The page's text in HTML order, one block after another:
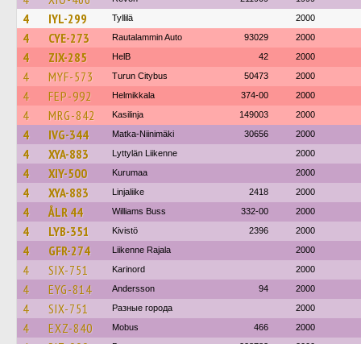
4 IYL-299 Tyllilä 2000
4 CYE-273 Rautalammin Auto 93029 2000
4 ZIX-285 HelB 42 2000
4 MYF-573 Turun Citybus 50473 2000
4 FEP-992 Helmikkala 374-00 2000
4 MRG-842 Kasilinja 149003 2000
4 IVG-344 Matka-Niinimäki 30656 2000
4 XYA-883 Lyttylän Liikenne 2000
4 XIY-500 Kurumaa 2000
4 XYA-883 Linjaliike 2418 2000
4 ÅLR 44 Williams Buss 332-00 2000
4 LYB-351 Kivistö 2396 2000
4 GFR-274 Liikenne Rajala 2000
4 SIX-751 Karinord 2000
4 EYG-814 Andersson 94 2000
4 SIX-751 Разные города 2000
4 EXZ-840 Mobus 466 2000